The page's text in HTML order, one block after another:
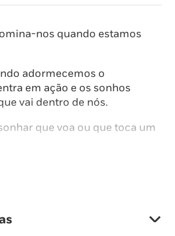
nos quando estamos
adormecemos o
em ação e os sonhos
vai dentro de nós.
que voa ou que toca um
alguém famoso, com tendas,